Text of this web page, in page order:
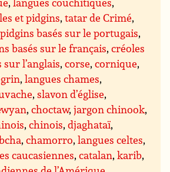
et pidgins,tatar de Crimé,
basés sur le portugais,
basés sur le français,créoles
l’anglais,corse,cornique,
,langues chames,
,slavon d’église,
,choctaw,jargon chinook,
,chinois,djaghataï,
,chamorro,langues celtes,
caucasiennes,catalan,karib,